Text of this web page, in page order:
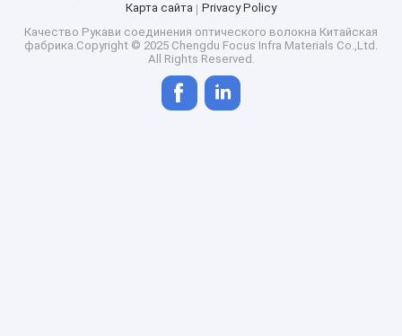
Карта сайта
Privacy Policy
Качество Рукави соединения оптического волокна Китайская
фабрика.Copyright © 2025 Chengdu Focus Infra Materials Co.,Ltd.
All Rights Reserved.